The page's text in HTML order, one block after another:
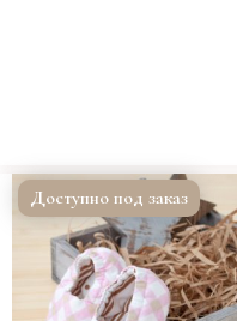
Доступно под заказ